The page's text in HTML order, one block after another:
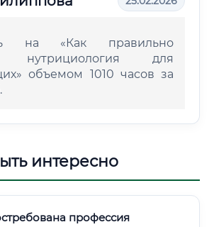
на «Как правильно
нутрициология для
объемом 1010 часов за
интересно
профессия